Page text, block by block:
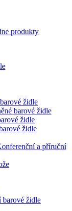
produkty
židle
barové židle
židle
židle
a příruční
barové židle